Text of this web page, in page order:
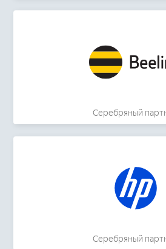
Серебряный
Серебряный